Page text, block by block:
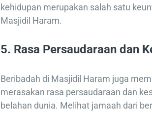
kehidupan merupakan salah satu
Masjidil Haram.
5. Rasa Persaudaraan dan
Beribadah di Masjidil Haram juga
merasakan rasa persaudaraan dan
belahan dunia. Melihat jamaah dari